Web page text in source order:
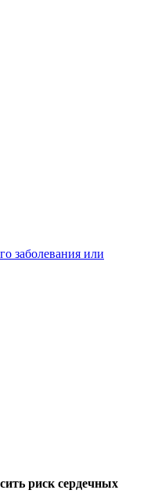
заболевания или
риск сердечных